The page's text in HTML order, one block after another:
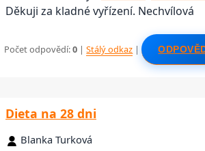
Děkuji za kladné vyřízení. Nechvílová
Počet odpovědí:0 |Stálý odkaz |
Dieta na 28 dni
Blanka Turková